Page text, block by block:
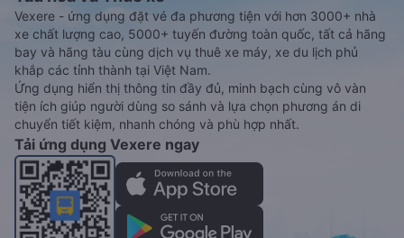
Vexere - ứng dụng đặt vé đa phương tiện với hơn 3000+ nhà
xe chất lượng cao, 5000+ tuyến đường toàn quốc, tất cả hãng
bay và hãng tàu cùng dịch vụ thuê xe máy, xe du lịch phủ
khắp các tỉnh thành tại Việt Nam.
Ứng dụng hiển thị thông tin đầy đủ, minh bạch cùng vô vàn
tiện ích giúp người dùng so sánh và lựa chọn phương án di
chuyển tiết kiệm, nhanh chóng và phù hợp nhất.
Tải ứng dụng Vexere ngay